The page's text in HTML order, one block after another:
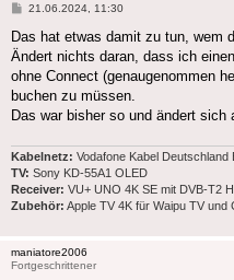
Beitrag
21.06.2024, 11:30
Das hat etwas damit zu tun, wem
Ändert nichts daran, dass ich
ohne Connect (genaugenommen
buchen zu müssen.
Das war bisher so und ändert sich
Kabelnetz: Vodafone Kabel
TV: Sony KD-55A1 OLED
Receiver: VU+ UNO 4K SE mit DVB-T2
Zubehör: Apple TV 4K für Waipu TV und
maniatore2006
Fortgeschrittener